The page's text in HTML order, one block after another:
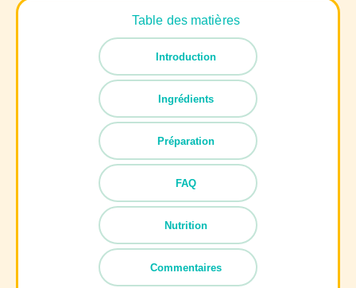
Table des matières
Introduction
Ingrédients
Préparation
FAQ
Nutrition
Commentaires